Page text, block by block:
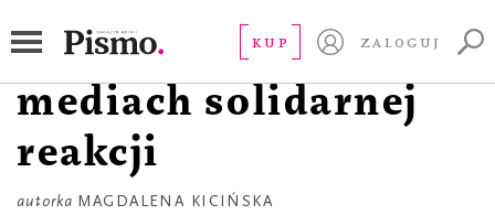
KUP ZALOGUJ
Potrzebujemy w
mediach solidarnej
reakcji
autorka MAGDALENA KICIŃSKA